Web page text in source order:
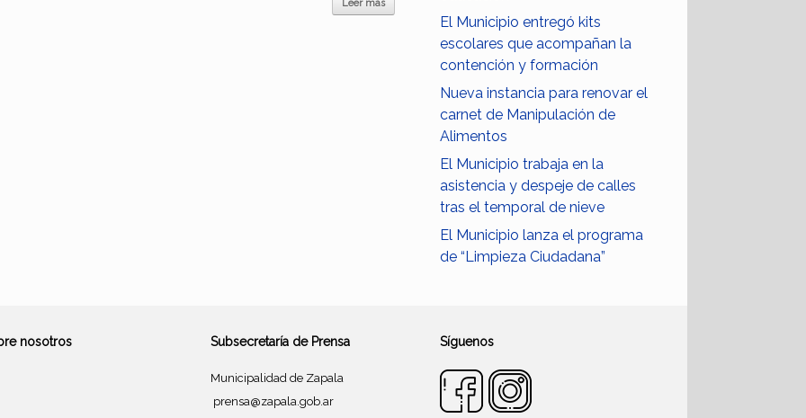
Leer más
El Municipio entregó kits
escolares que acompañan la
contención y formación
Nueva instancia para renovar el
carnet de Manipulación de
Alimentos
El Municipio trabaja en la
asistencia y despeje de calles
tras el temporal de nieve
El Municipio lanza el programa
de “Limpieza Ciudadana”
nosotros Subsecretaría de Prensa
Municipalidad de Zapala
prensa@zapala.gob.ar
Síguenos